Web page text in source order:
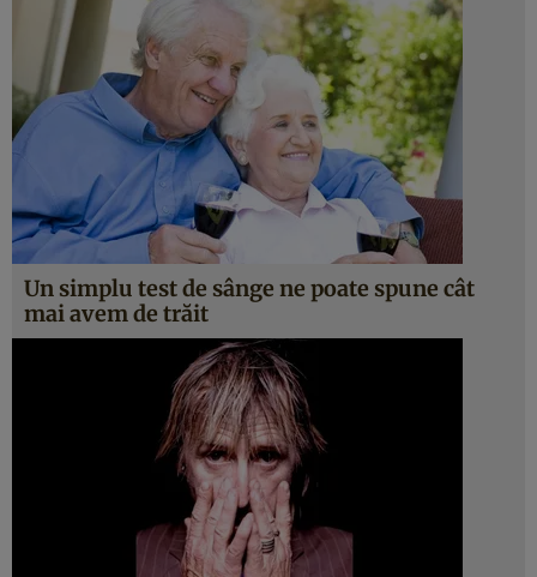
Un simplu test de sânge ne poate spune cât
mai avem de trăit